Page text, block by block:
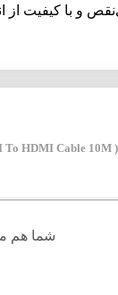
و با کیفیت از
( Ugreen HD101(10170) HDMI To HDMI Cable 10M )
شما هم